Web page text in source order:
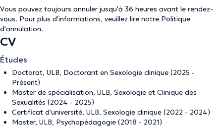
Vous pouvez toujours annuler jusqu'à 36 heures avant le rendez-
vous. Pour plus d'informations, veuillez lire notre Politique
d'annulation.
CV
Études
Doctorat, ULB, Doctorant en Sexologie clinique (2025 -
Présent)
Master de spécialisation, ULB, Sexologie et Clinique des
Sexualités (2024 - 2025)
Certificat d'université, ULB, Sexologie clinique (2022 - 2024)
Master, ULB, Psychopédagogie (2018 - 2021)